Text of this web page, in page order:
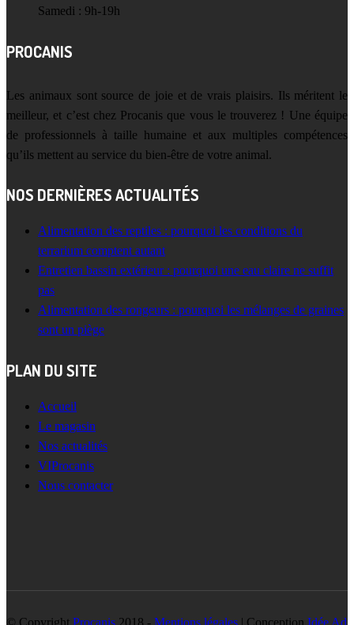
Samedi : 9h-19h
PROCANIS
Les animaux sont source de joie et de vrais plaisirs. Ils méritent le
meilleur, et c’est chez Procanis que vous le trouverez ! Une équipe
de professionnels à taille humaine et aux multiples compétences
qu’ils mettent au service du bien-être de votre animal.
NOS DERNIÈRES ACTUALITÉS
Alimentation des reptiles : pourquoi les conditions du
terrarium comptent autant
Entretien bassin extérieur : pourquoi une eau claire ne suffit
pas
Alimentation des rongeurs : pourquoi les mélanges de graines
sont un piège
PLAN DU SITE
Accueil
Le magasin
Nos actualités
VIProcanis
Nous contacter
© Copyright Procanis 2018 - Mentions légales | Conception Idée Ad